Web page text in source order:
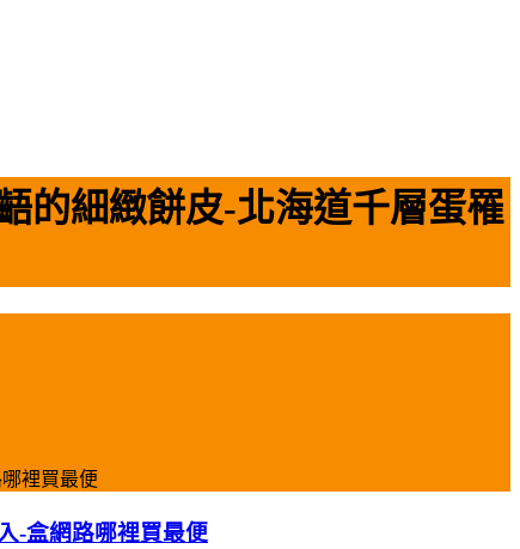
的細緻餅皮-北海道千層蛋罹
裡買最便
-盒網路哪裡買最便